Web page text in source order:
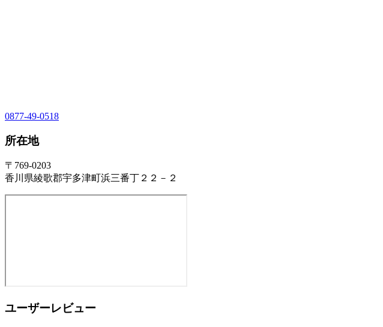
0877-49-0518
所在地
〒769-0203
香川県綾歌郡宇多津町浜三番丁２２－２
ユーザーレビュー